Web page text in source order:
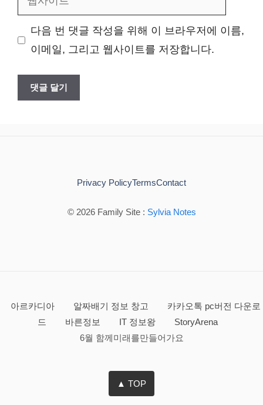
사
다음 번 댓글 작성을 위해 이 브라우저에 이름,
이메일, 그리고 웹사이트를 저장합니다.
© 2026 Family Site : Sylvia Notes
Privacy PolicyTermsContact
아르카디아 알짜배기 정보 창고
카카오톡 pc버전 다운로
드
바른정보 IT 정보왕
StoryArena
6월 함께미래를만들어가요
▲ TOP